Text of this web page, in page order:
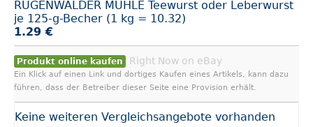
RÜGENWALDER MÜHLE Teewurst oder Leberwurst
je 125-g-Becher (1 kg = 10.32)
1.29 €
Produkt online kaufen Right Now on eBay
Ein Klick auf einen Link und dortiges Kaufen eines Artikels, kann dazu
führen, dass der Betreiber dieser Seite eine Provision erhält.
Keine weiteren Vergleichsangebote vorhanden